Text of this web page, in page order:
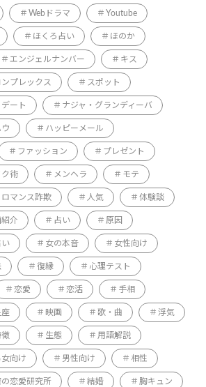
Webドラマ Youtube
ほくろ占い ほのか
エンジェルナンバー キス
ンプレックス スポット
デート ナジャ・グランディーバ
ウ ハッピーメール
ファッション プレゼント
ク術 メンヘラ モテ
ロマンス詐欺 人気 体験談
介 占い 原因
い 女の本音 女性向け
復縁 心理テスト
恋愛 恋活 手相
座 映画 歌・曲 浮気
徴 生態 用語解説
女向け 男性向け 相性
の恋愛研究所 結婚 胸キュン